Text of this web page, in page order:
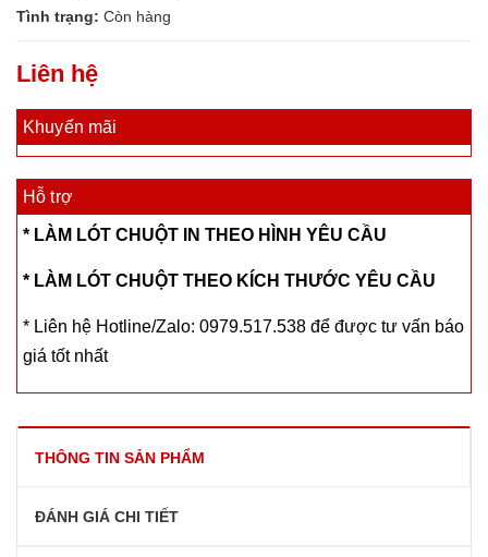
Tình trạng: Còn hàng
Liên hệ
Khuyến mãi
Hỗ trợ
* LÀM LÓT CHUỘT IN THEO HÌNH YÊU CẦU
* LÀM LÓT CHUỘT THEO KÍCH THƯỚC YÊU CẦU
* Liên hệ Hotline/Zalo: 0979.517.538 để được tư vấn báo
giá tốt nhất
THÔNG TIN SẢN PHẨM
ĐÁNH GIÁ CHI TIẾT